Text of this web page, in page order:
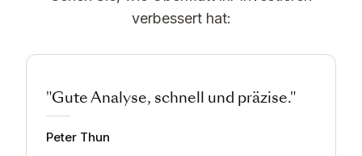
verbessert hat:
"Gute Analyse, schnell und präzise."
Peter Thun